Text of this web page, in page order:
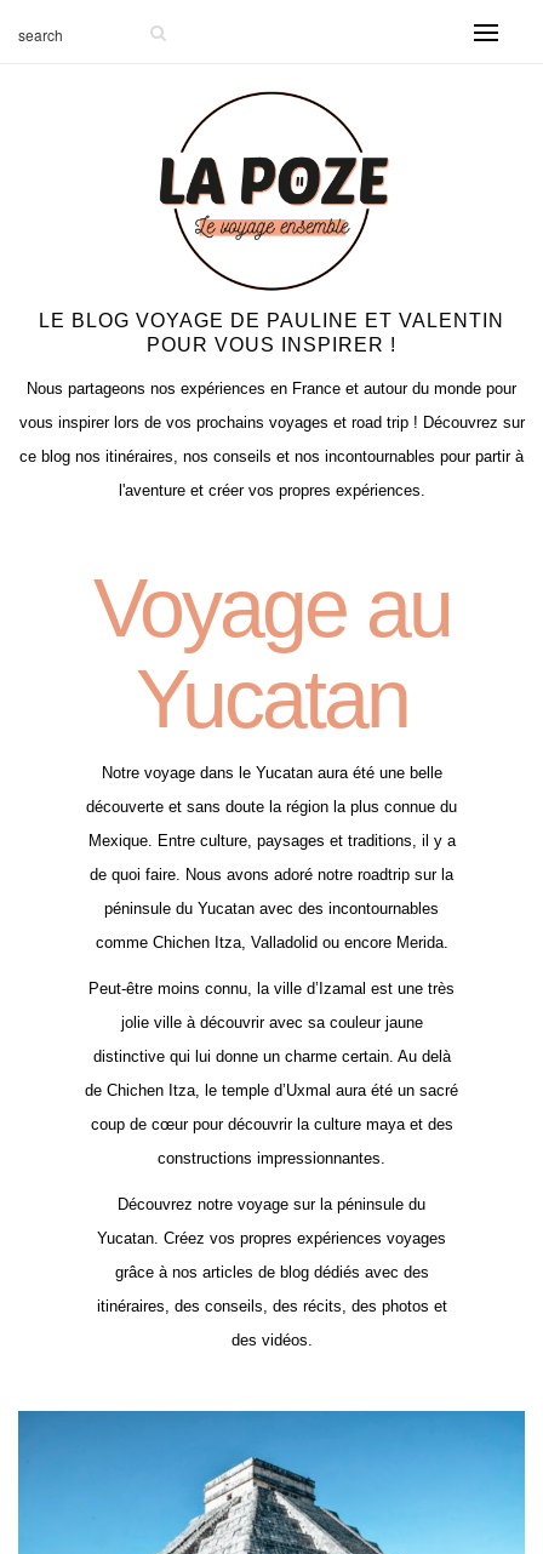
LE BLOG VOYAGE DE PAULINE ET VALENTIN
POUR VOUS INSPIRER !
Nous partageons nos expériences en France et autour du monde pour
vous inspirer lors de vos prochains voyages et road trip ! Découvrez sur
ce blog nos itinéraires, nos conseils et nos incontournables pour partir à
l'aventure et créer vos propres expériences.
Voyage au
Yucatan
Notre voyage dans le Yucatan aura été une belle
découverte et sans doute la région la plus connue du
Mexique. Entre culture, paysages et traditions, il y a
de quoi faire. Nous avons adoré notre roadtrip sur la
péninsule du Yucatan avec des incontournables
comme Chichen Itza, Valladolid ou encore Merida.
Peut-être moins connu, la ville d’Izamal est une très
jolie ville à découvrir avec sa couleur jaune
distinctive qui lui donne un charme certain. Au delà
de Chichen Itza, le temple d’Uxmal aura été un sacré
coup de cœur pour découvrir la culture maya et des
constructions impressionnantes.
Découvrez notre voyage sur la péninsule du
Yucatan. Créez vos propres expériences voyages
grâce à nos articles de blog dédiés avec des
itinéraires, des conseils, des récits, des photos et
des vidéos.